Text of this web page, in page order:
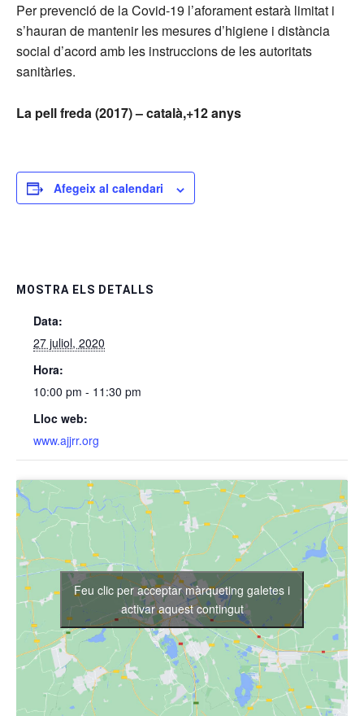
Per prevenció de la Covid-19 l’aforament estarà limitat i
s’hauran de mantenir les mesures d’higiene i distància
social d’acord amb les instruccions de les autoritats
sanitàries.
La pell freda (2017) – català,+12 anys
Afegeix al calendari
MOSTRA ELS DETALLS
Data:
27 juliol, 2020
Hora:
10:00 pm - 11:30 pm
Lloc web:
www.ajjrr.org
Feu clic per acceptar màrqueting galetes i
activar aquest contingut